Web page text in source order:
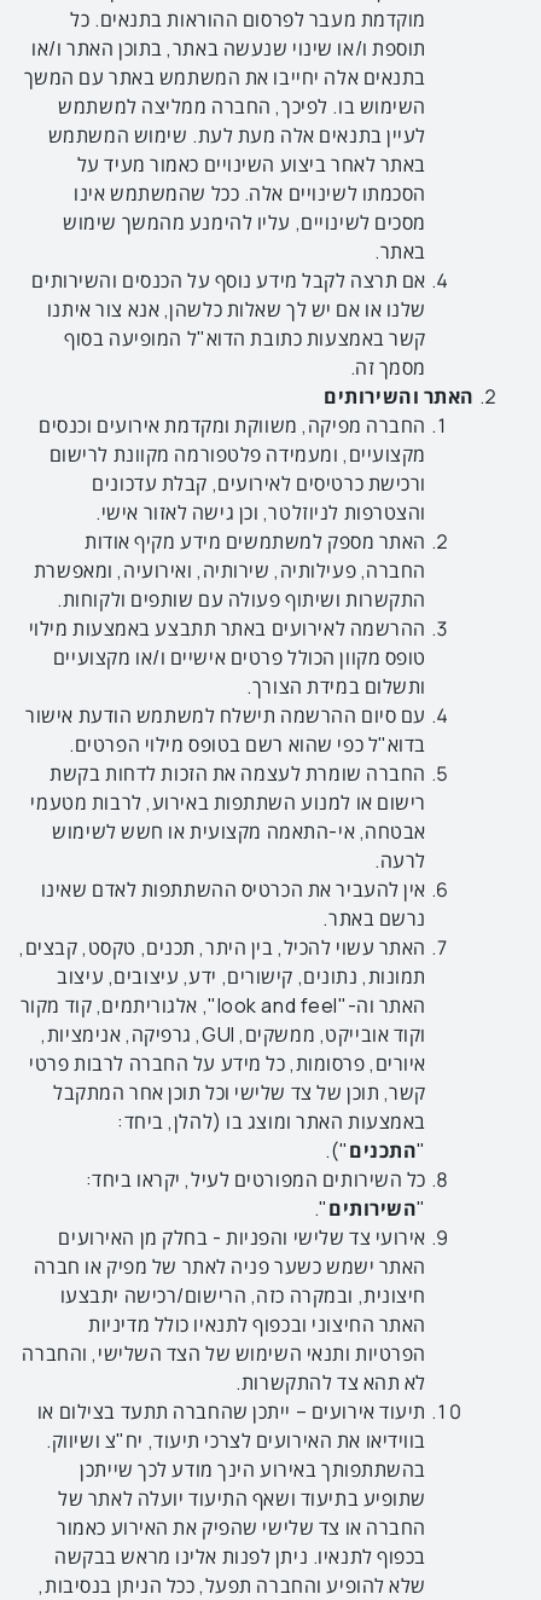
מוקדמת מעבר לפרסום ההוראות בתנאים. כל
תוספת ו/או שינוי שנעשה באתר, בתוכן האתר ו/או
בתנאים אלה יחייבו את המשתמש באתר עם המשך
השימוש בו. לפיכך, החברה ממליצה למשתמש
לעיין בתנאים אלה מעת לעת. שימוש המשתמש
באתר לאחר ביצוע השינויים כאמור מעיד על
הסכמתו לשינויים אלה. ככל שהמשתמש אינו
מסכים לשינויים, עליו להימנע מהמשך שימוש
באתר.
אם תרצה לקבל מידע נוסף על הכנסים והשירותים
שלנו או אם יש לך שאלות כלשהן, אנא צור איתנו
קשר באמצעות כתובת הדוא"ל המופיעה בסוף
מסמך זה.
האתר והשירותים
החברה מפיקה, משווקת ומקדמת אירועים וכנסים
מקצועיים, ומעמידה פלטפורמה מקוונת לרישום
ורכישת כרטיסים לאירועים, קבלת עדכונים
והצטרפות לניוזלטר, וכן גישה לאזור אישי.
האתר מספק למשתמשים מידע מקיף אודות
החברה, פעילותיה, שירותיה, ואירועיה, ומאפשרת
התקשרות ושיתוף פעולה עם שותפים ולקוחות.
ההרשמה לאירועים באתר תתבצע באמצעות מילוי
טופס מקוון הכולל פרטים אישיים ו/או מקצועיים
ותשלום במידת הצורך.
עם סיום ההרשמה תישלח למשתמש הודעת אישור
בדוא"ל כפי שהוא רשם בטופס מילוי הפרטים.
החברה שומרת לעצמה את הזכות לדחות בקשת
רישום או למנוע השתתפות באירוע, לרבות מטעמי
אבטחה, אי-התאמה מקצועית או חשש לשימוש
לרעה.
אין להעביר את הכרטיס ההשתתפות לאדם שאינו
נרשם באתר.
האתר עשוי להכיל, בין היתר, תכנים, טקסט, קבצים,
תמונות, נתונים, קישורים, ידע, עיצובים, עיצוב
האתר וה-"look and feel", אלגוריתמים, קוד מקור
וקוד אובייקט, ממשקים, GUI, גרפיקה, אנימציות,
איורים, פרסומות, כל מידע על החברה לרבות פרטי
קשר, תוכן של צד שלישי וכל תוכן אחר המתקבל
באמצעות האתר ומוצג בו (להלן, ביחד:
"התכנים").
כל השירותים המפורטים לעיל, יקראו ביחד:
"השירותים".
אירועי צד שלישי והפניות - בחלק מן האירועים
האתר ישמש כשער פניה לאתר של מפיק או חברה
חיצונית, ובמקרה כזה, הרישום/רכישה יתבצעו
האתר החיצוני ובכפוף לתנאיו כולל מדיניות
הפרטיות ותנאי השימוש של הצד השלישי, והחברה
לא תהא צד להתקשרות.
תיעוד אירועים – ייתכן שהחברה תתעד בצילום או
בווידיאו את האירועים לצרכי תיעוד, יח"צ ושיווק.
בהשתתפותך באירוע הינך מודע לכך שייתכן
שתופיע בתיעוד ושאף התיעוד יועלה לאתר של
החברה או צד שלישי שהפיק את האירוע כאמור
בכפוף לתנאיו. ניתן לפנות אלינו מראש בבקשה
שלא להופיע והחברה תפעל, ככל הניתן בנסיבות,